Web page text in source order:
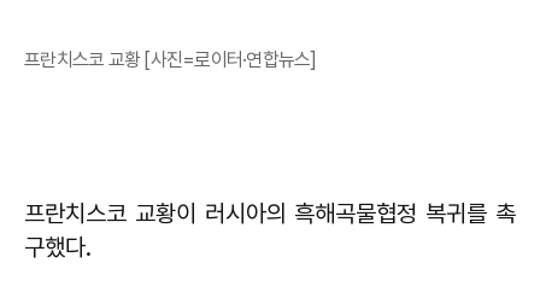
프란치스코 교황 [사진=로이터·연합뉴스]
프란치스코 교황이 러시아의 흑해곡물협정 복귀를 촉
구했다.